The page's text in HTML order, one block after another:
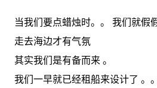
当我们要点蜡烛时。。 我们就假
走去海边才有气氛
其实我们是有备而来 。
我们一早就已经租船来设计了 。。